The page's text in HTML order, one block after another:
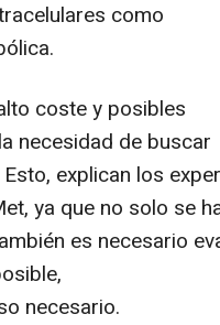
como
coste y posibles
necesidad de buscar
explican los
ya que no solo se
es necesario
necesario.